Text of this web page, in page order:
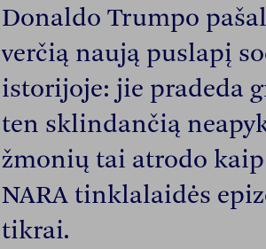
Donaldo Trumpo
verčią naują puslapį
istorijoje: jie pradeda
ten sklindančią
žmonių tai atrodo
NARA tinklalaidės
tikrai.